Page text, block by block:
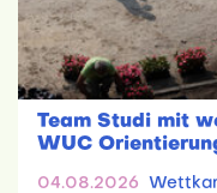
Team Studi mit
WUC
04.08.2026